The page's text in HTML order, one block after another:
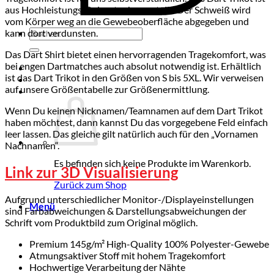
Suchen
nach:
Es befinden sich keine Produkte im Warenkorb.
Zurück zum Shop
Menü
aus Hochleistungs-Polyester hergestellt. Der Schweiß wird
vom Körper weg an die Gewebeoberfläche abgegeben und
kann dort verdunsten.
Das Dart Shirt bietet einen hervorragenden Tragekomfort, was
bei engen Dartmatches auch absolut notwendig ist. Erhältlich
ist das Dart Trikot in den Größen von S bis 5XL. Wir verweisen
auf unsere Größentabelle zur Größenermittlung.
Wenn Du keinen Nicknamen/Teamnamen auf dem Dart Trikot
haben möchtest, dann kannst Du das vorgegebene Feld einfach
leer lassen. Das gleiche gilt natürlich auch für den „Vornamen
Nachnamen“.
Link zur 3D Visualisierung
Aufgrund unterschiedlicher Monitor-/Displayeinstellungen
sind Farbabweichungen & Darstellungsabweichungen der
Schrift vom Produktbild zum Original möglich.
Premium 145g/m² High-Quality 100% Polyester-Gewebe
Atmungsaktiver Stoff mit hohem Tragekomfort
Hochwertige Verarbeitung der Nähte